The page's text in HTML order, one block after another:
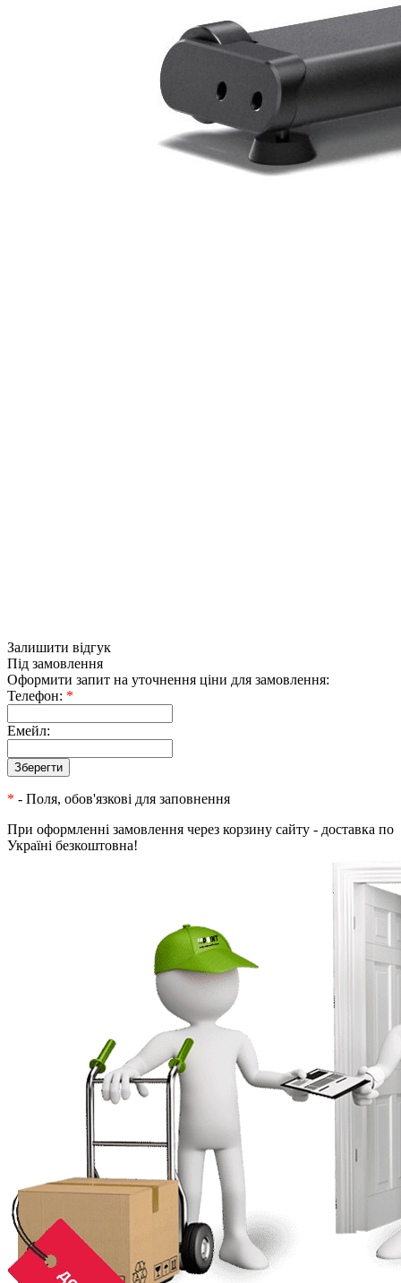
Залишити відгук
Під замовлення
Оформити запит на уточнення ціни для замовлення:
Телефон: *
Емейл:
* - Поля, обов'язкові для заповнення
При оформленні замовлення через корзину сайту - доставка по
Україні безкоштовна!